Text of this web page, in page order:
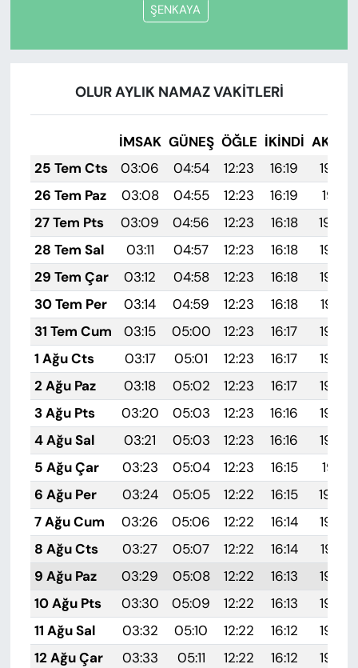
ŞENKAYA
OLUR AYLIK NAMAZ VAKITLERI
İMSAK GÜNEŞ ÖĞLE İKINDI
25 Tem Cts
03:06 04:54 12:23 16:19
19:42
26 Tem Paz
03:08 04:55 12:23 16:19
19:41
27 Tem Pts
03:09 04:56 12:23 16:18
19:40
28 Tem Sal
03:11 04:57 12:23 16:18
19:39
29 Tem Çar
03:12 04:58 12:23 16:18
19:38
30 Tem Per
03:14 04:59 12:23 16:18
19:37
31 Tem Cum
03:15 05:00 12:23 16:17
19:36
1 Ağu Cts
03:17 05:01 12:23 16:17
19:35
2 Ağu Paz
03:18 05:02 12:23 16:17
19:34
3 Ağu Pts
03:20 05:03 12:23 16:16
19:33
4 Ağu Sal
03:21 05:03 12:23 16:16
19:32
5 Ağu Çar
03:23 05:04 12:23 16:15
19:31
6 Ağu Per
03:24 05:05 12:22 16:15
19:30
7 Ağu Cum
03:26 05:06 12:22 16:14
19:28
8 Ağu Cts
03:27 05:07 12:22 16:14
19:27
9 Ağu Paz
03:29 05:08 12:22 16:13
19:26
10 Ağu Pts
03:30 05:09 12:22 16:13
19:25
11 Ağu Sal
03:32 05:10 12:22 16:12
19:23
12 Ağu Çar
03:33 05:11 12:22 16:12
19:22